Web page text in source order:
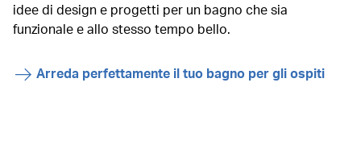
idee di design e progetti per un bagno che sia
funzionale e allo stesso tempo bello.
Arreda perfettamente il tuo bagno per gli ospiti